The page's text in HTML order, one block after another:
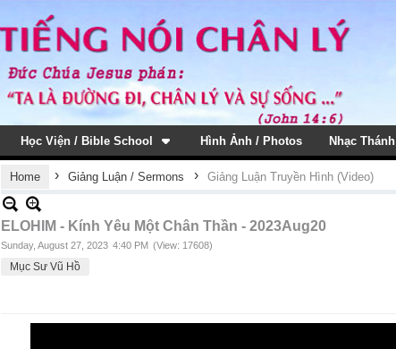
Học Viện / Bible School Hình Ảnh / Photos Nhạc Thánh
Home › Giảng Luận / Sermons › Giảng Luận Truyền Hình (Video)
ELOHIM - Kính Yêu Một Chân Thần - 2023Aug20
Sunday, August 27, 2023 4:40 PM (View: 17608)
Mục Sư Vũ Hồ